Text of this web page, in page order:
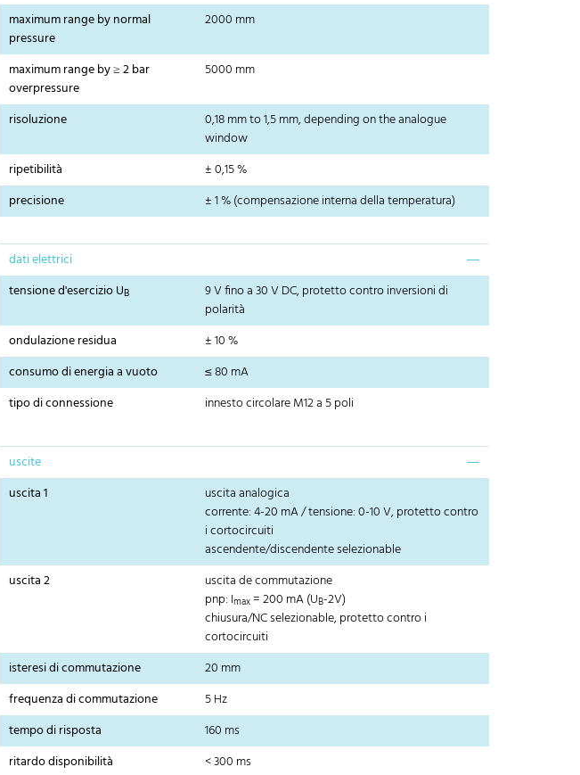
maximum range by normal
pressure
2000 mm
maximum range by ≥ 2 bar
overpressure
5000 mm
risoluzione
0,18 mm to 1,5 mm, depending on the analogue
window
ripetibilità
± 0,15 %
precisione
± 1 % (compensazione interna della temperatura)
dati elettrici
tensione d'esercizio UB
9 V fino a 30 V DC, protetto contro inversioni di
polarità
ondulazione residua
± 10 %
consumo di energia a vuoto
≤ 80 mA
tipo di connessione
innesto circolare M12 a 5 poli
uscite
uscita 1
uscita analogica
corrente: 4-20 mA / tensione: 0-10 V, protetto contro
i cortocircuiti
ascendente/discendente selezionable
uscita 2
uscita de commutazione
pnp: Imax= 200 mA (UB-2V)
chiusura/NC selezionable, protetto contro i
cortocircuiti
isteresi di commutazione
20 mm
frequenza di commutazione
5 Hz
tempo di risposta
160 ms
ritardo disponibilità
< 300 ms